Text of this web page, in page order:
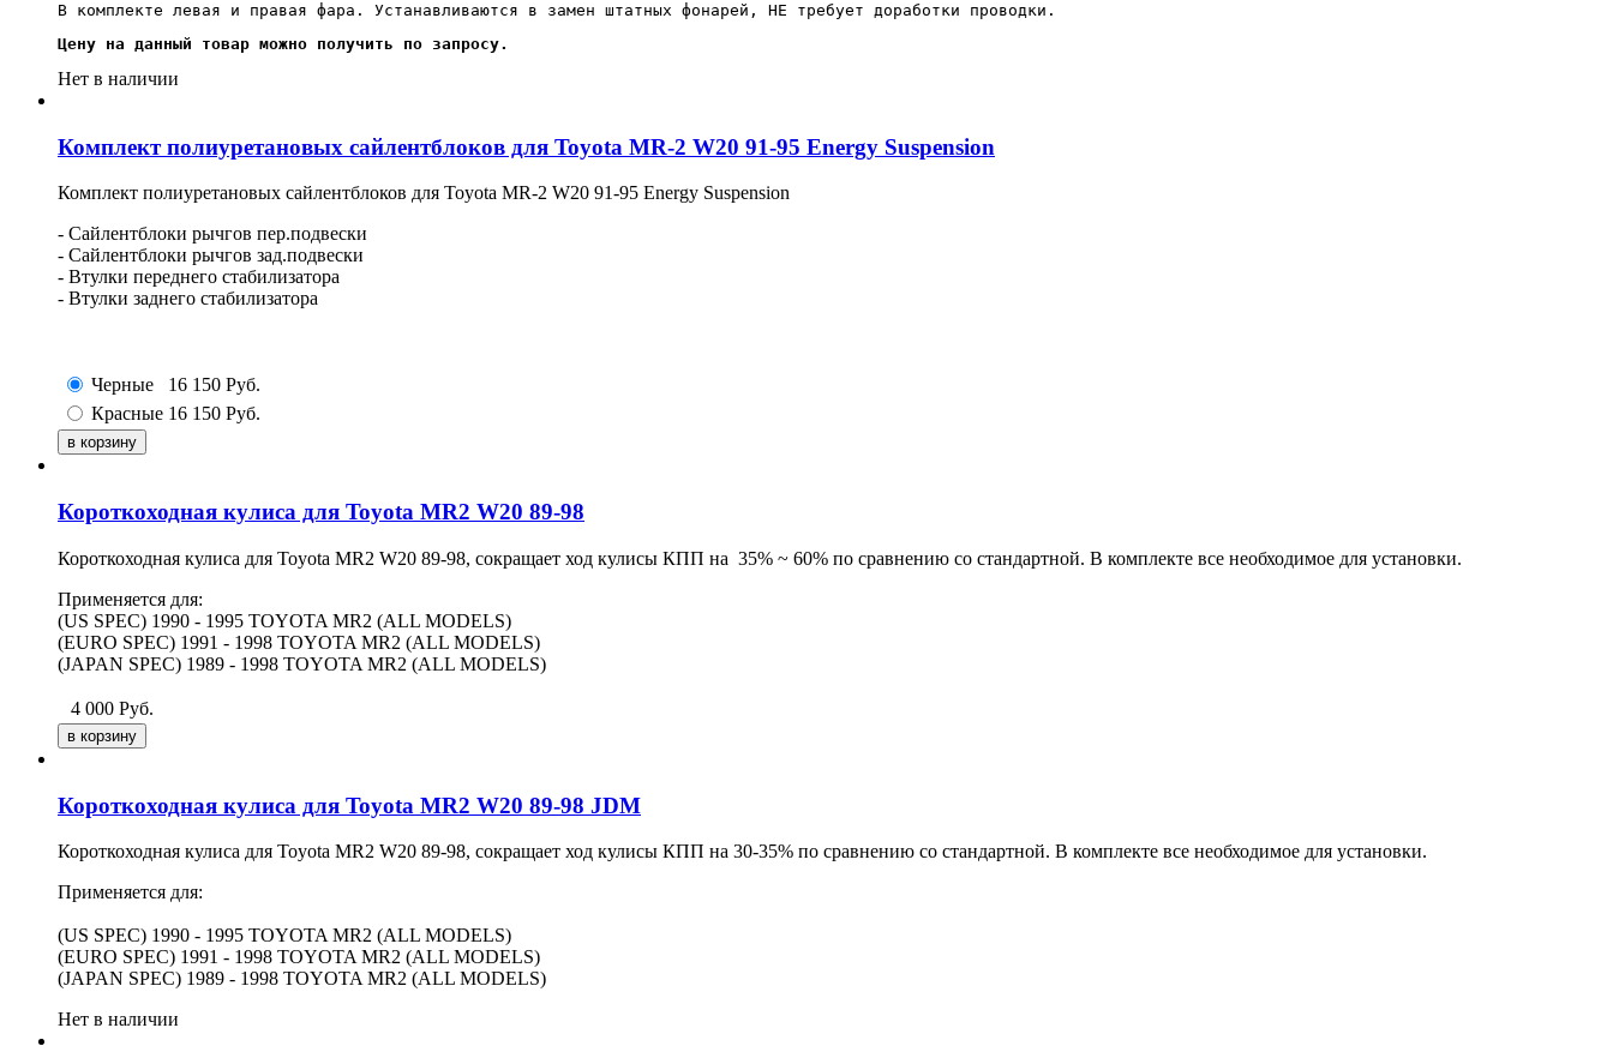
В комплекте левая и правая фара. Устанавливаются в замен штатных фонарей, НЕ требует доработки проводки.
Цену на данный товар можно получить по запросу.
Нет в наличии
Комплект полиуретановых сайлентблоков для Toyota MR-2 W20 91-95 Energy Suspension
Комплект полиуретановых сайлентблоков для Toyota MR-2 W20 91-95 Energy Suspension
- Сайлентблоки рычгов пер.подвески
- Сайлентблоки рычгов зад.подвески
- Втулки переднего стабилизатора
- Втулки заднего стабилизатора
Черные 16 150 Руб.
Красные 16 150 Руб.
Короткоходная кулиса для Toyota MR2 W20 89-98
Короткоходная кулиса для Toyota MR2 W20 89-98, сокращает ход кулисы КПП на 35% ~ 60% по сравнению со стандартной. В комплекте все необходимое для установки.
Применяется для:
(US SPEC) 1990 - 1995 TOYOTA MR2 (ALL MODELS)
(EURO SPEC) 1991 - 1998 TOYOTA MR2 (ALL MODELS)
(JAPAN SPEC) 1989 - 1998 TOYOTA MR2 (ALL MODELS)
4 000 Руб.
Короткоходная кулиса для Toyota MR2 W20 89-98 JDM
Короткоходная кулиса для Toyota MR2 W20 89-98, сокращает ход кулисы КПП на 30-35% по сравнению со стандартной. В комплекте все необходимое для установки.
Применяется для:
(US SPEC) 1990 - 1995 TOYOTA MR2 (ALL MODELS)
(EURO SPEC) 1991 - 1998 TOYOTA MR2 (ALL MODELS)
(JAPAN SPEC) 1989 - 1998 TOYOTA MR2 (ALL MODELS)
Нет в наличии